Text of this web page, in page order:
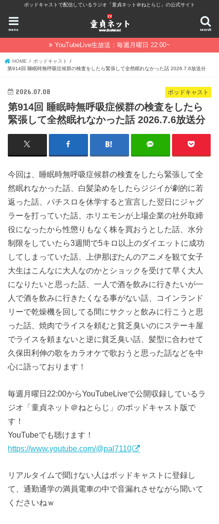
ポッドキャストで配信しているラジオ「童貞ネット＠ねとらじ」の公式サイト
search
menu
YouTubeLive生放送：毎週月曜日 22:00~
HOME
ポッドキャスト
第914回 睡眠時無呼吸症候群の検査をしたら緊張して全然眠れなかった話 2026.7.6放送分
ポッドキャスト
2026.07.08
第914回 睡眠時無呼吸症候群の検査をしたら
緊張して全然眠れなかった話 2026.7.6放送分
今回は、睡眠時無呼吸症候群の検査をしたら緊張して全
然眠れなかった話、白髪染めをしたらジジイが劇的に若
返った話、パチスロを休学すると宣言した翌日にジャグ
ラーを打っていた話、ホリエモンが上場企業の社外取締
役になったから性懲りもなく株を買おうとした話、水分
制限をしていたら3週間で5キロ以上のダイエットに成功
してしまっていた話、上伊那ぼたんのアニメを観て女子
大生はこんなに大人なのかとショックを受けて早く大人
になりたいと思った話、一人で酒を飲みに行きたいが一
人で酒を飲みに行きたくなる事がない話、コインランド
リーで乾燥機を回してる間にサクッと飲みに行こうと思
った話、焼肉でライスを頼むと貧乏臭いのにステーキ屋
でライスを頼まないと逆に貧乏臭い話、髪型に合わせて
久保田利伸の歌をカラオケで歌おうと思った話などを中
心に語っております！
毎週月曜日22:00からYouTubeLiveで公開収録しているラ
ジオ「童貞ネット＠ねとらじ」のポッドキャスト版で
す！
YouTubeでも聴けます！
https://www.youtube.com/@pal7110
リアルタイムで聞けない人はポッドキャストに登録し
て、通勤通学の満員電車の中で音漏れさせながら聞いて
くださいねｗ